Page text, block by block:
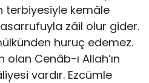
terbiyesiyle kemâle
zâil olur gider.
huruç edemez.
Cenâb-ı Allah’ın
vardır. Ezcümle